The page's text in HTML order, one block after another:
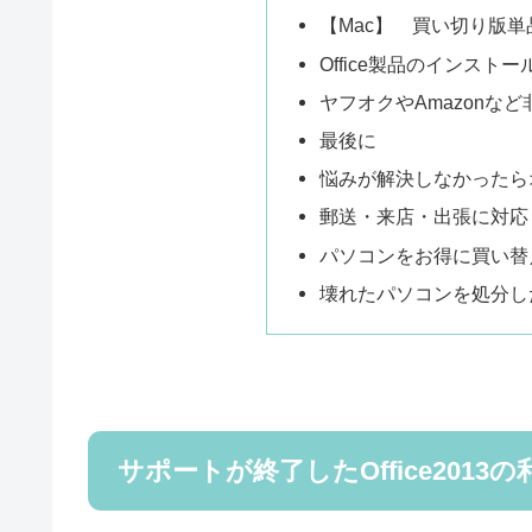
【Mac】 買い切り版単
Office製品のインストー
ヤフオクやAmazonなど
最後に
悩みが解決しなかった
郵送・来店・出張に対
パソコンをお得に買い
壊れたパソコンを処分
サポートが終了したOffice2013の